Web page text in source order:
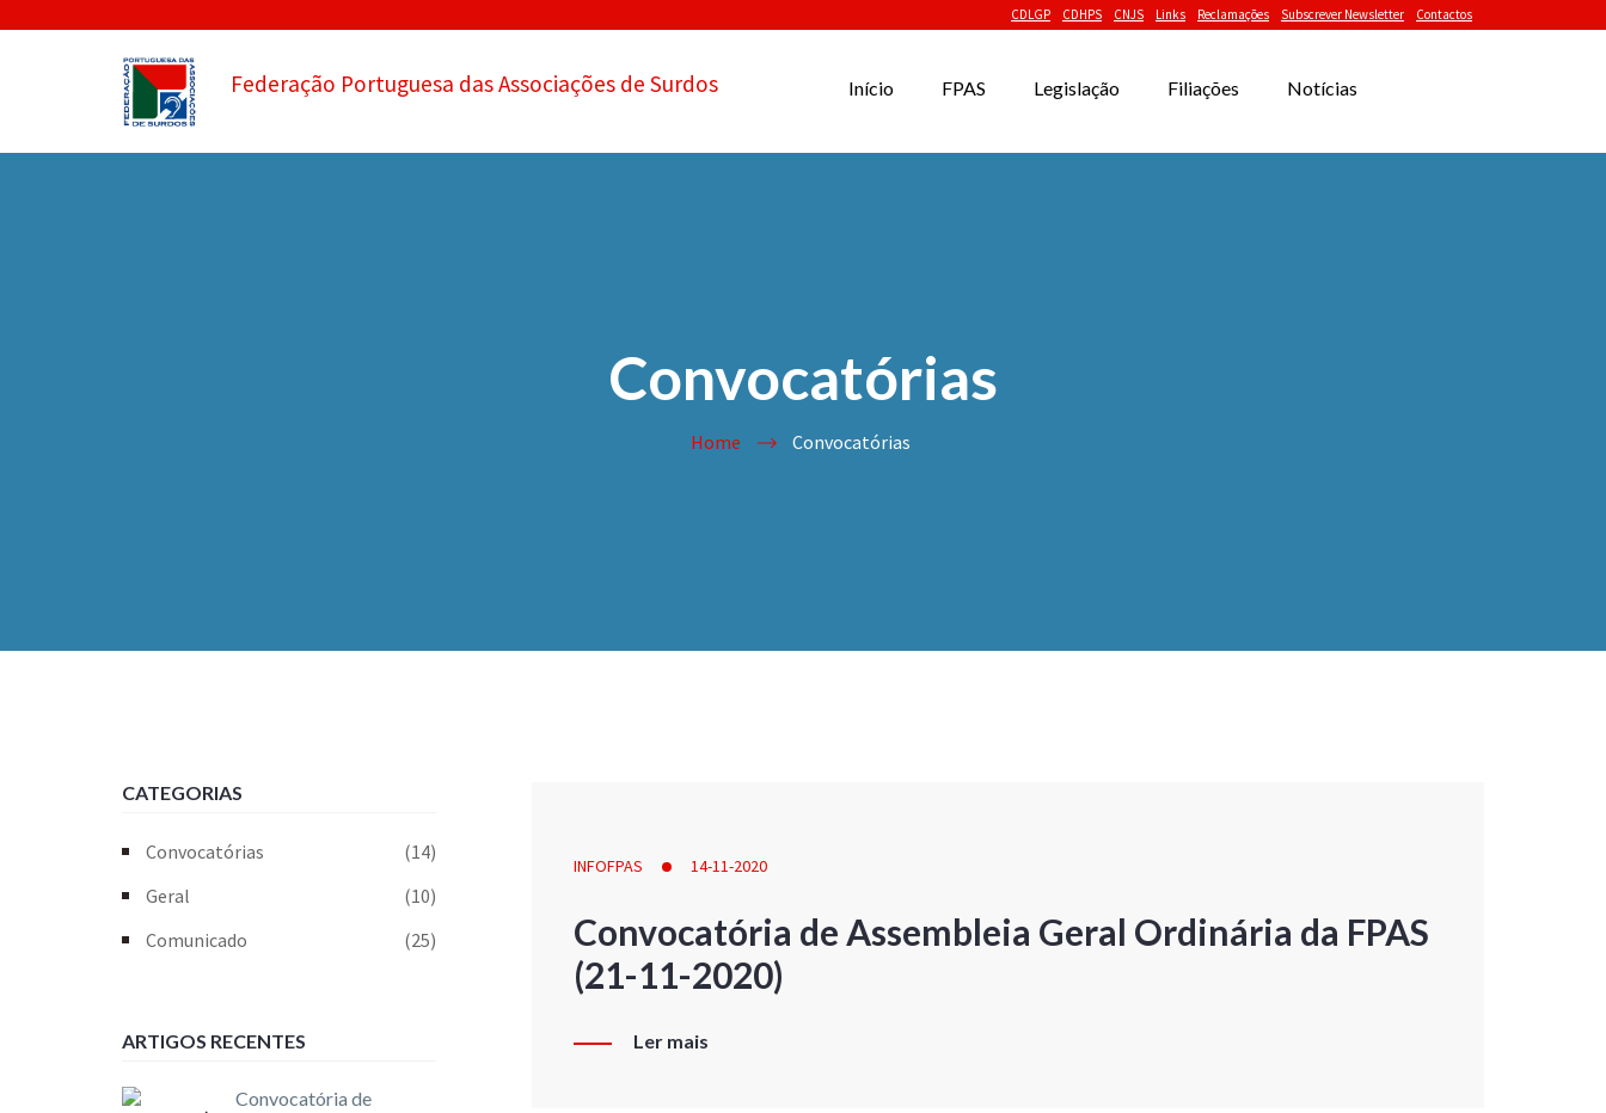
CDLGP CDHPS CNJS Links Reclamações Subscrever Newsletter Contactos
Federação Portuguesa das Associações de Surdos Início FPAS Legislação Filiações Notícias
Convocatórias
Home Convocatórias
INFOFPAS 14-11-2020
Convocatória de Assembleia Geral Ordinária da FPAS
(21-11-2020)
Ler mais
CATEGORIAS
Convocatórias
(14)
Geral
(10)
Comunicado
(25)
ARTIGOS RECENTES
Convocatória de